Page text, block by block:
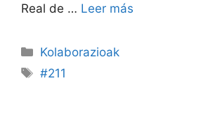
Real de … Leer más
Kolaborazioak
#211